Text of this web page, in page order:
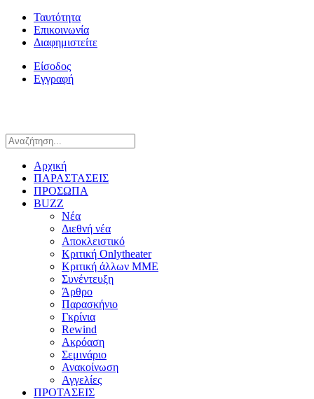
Ταυτότητα
Επικοινωνία
Διαφημιστείτε
Είσοδος
Εγγραφή
Αρχική
ΠΑΡΑΣΤΑΣΕΙΣ
ΠΡΟΣΩΠΑ
BUZZ
Νέα
Διεθνή νέα
Αποκλειστικό
Κριτική Onlytheater
Κριτική άλλων ΜΜΕ
Συνέντευξη
Άρθρο
Παρασκήνιο
Γκρίνια
Rewind
Ακρόαση
Σεμινάριο
Ανακοίνωση
Αγγελίες
ΠΡΟΤΑΣΕΙΣ